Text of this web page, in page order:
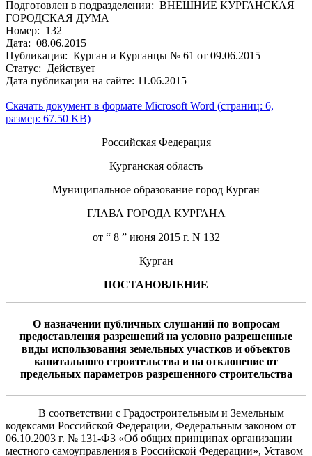
Подготовлен в подразделении: ВНЕШНИЕ КУРГАНСКАЯ
ГОРОДСКАЯ ДУМА
Номер: 132
Дата: 08.06.2015
Публикация: Курган и Курганцы № 61 от 09.06.2015
Статус: Действует
Дата публикации на сайте: 11.06.2015
Скачать документ в формате Microsoft Word (страниц: 6,
размер: 67.50 KB)
Российская Федерация
Курганская область
Муниципальное образование город Курган
ГЛАВА ГОРОДА КУРГАНА
от “ 8 ” июня 2015 г. N 132
Курган
ПОСТАНОВЛЕНИЕ
О назначении публичных слушаний по вопросам
предоставления разрешений на условно разрешенные
виды использования земельных участков и объектов
капитального строительства и на отклонение от
предельных параметров разрешенного строительства
В соответствии с Градостроительным и Земельным
кодексами Российской Федерации, Федеральным законом от
06.10.2003 г. № 131-ФЗ «Об общих принципах организации
местного самоуправления в Российской Федерации», Уставом